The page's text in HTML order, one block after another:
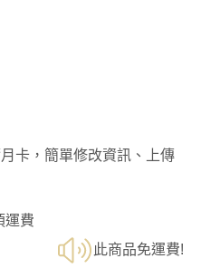
卡，簡單修改資訊、上傳
運費
此商品免運費!